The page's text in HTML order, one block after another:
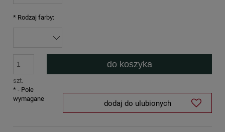
* Rodzaj farby:
szt.
do koszyka
dodaj do ulubionych
* - Pole
wymagane